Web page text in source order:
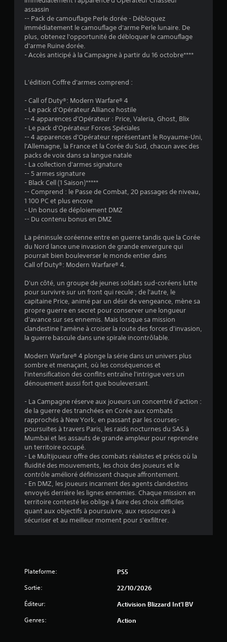
assassin
-- Pack de camouflage Perle dorée - Débloquez
immédiatement le camouflage d'arme Perle lunaire. De
plus, obtenez l'opportunité de débloquer le camouflage
d'arme Ruine dorée.
- Accès anticipé à la Campagne à partir du 16 octobre****
L'édition Coffre d'armes comprend :
- Call of Duty®: Modern Warfare® 4
- Le pack d'Opérateur Alliance hostile
-- 4 apparences d'Opérateur : Price, Valeria, Ghost, Blix
- Le pack d'Opérateur Forces Spéciales
-- 4 apparences d'Opérateur représentant le Royaume-Uni,
l'Allemagne, la France et la Corée du Sud, chacun avec des
packs de voix dans sa langue natale
- La collection d'armes signature
-- 5 armes signature
- Black Cell (1 Saison)*****
-- Comprend : le Passe de Combat, 20 passages de niveau,
1 100 PC et plus encore
- Un bonus de déploiement DMZ
-- Du contenu bonus en DMZ
La péninsule coréenne entre en guerre tandis que la Corée
du Nord lance une invasion de grande envergure qui
pourrait bien bouleverser le monde entier dans
Call of Duty®: Modern Warfare® 4.
D'un côté, un groupe de jeunes soldats sud-coréens lutte
pour survivre sur un front qui recule ; de l'autre, le
capitaine Price, animé par un désir de vengeance, mène sa
propre guerre en secret pour conserver une longueur
d'avance sur ses ennemis. Mais lorsque sa mission
clandestine l'amène à croiser la route des forces d'invasion,
la guerre bascule dans une spirale incontrôlable.
Modern Warfare® 4 plonge la série dans un univers plus
sombre et menaçant, où les conséquences et
l'intensification des conflits entraîne l'intrigue vers un
dénouement aussi fort que bouleversant.
- La Campagne réserve aux joueurs un concentré d'action :
de la guerre des tranchées en Corée aux combats
rapprochés à New York, en passant par les courses-
poursuites à travers Paris, les raids nocturnes du SAS à
Mumbai et les assauts de grande ampleur pour reprendre
un territoire occupé.
- Le Multijoueur offre des combats réalistes et précis où la
fluidité des mouvements, les choix des joueurs et le
contrôle amélioré définissent chaque affrontement.
- En DMZ, les joueurs incarnent des agents clandestins
envoyés derrière les lignes ennemies. Chaque mission en
territoire contesté les oblige à faire des choix difficiles
quant aux objectifs à poursuivre, aux ressources à
sécuriser et au meilleur moment pour s'exfiltrer.
Plateforme: PS5
Sortie: 22/10/2026
Éditeur: Activision Blizzard Int'l BV
Genres: Action